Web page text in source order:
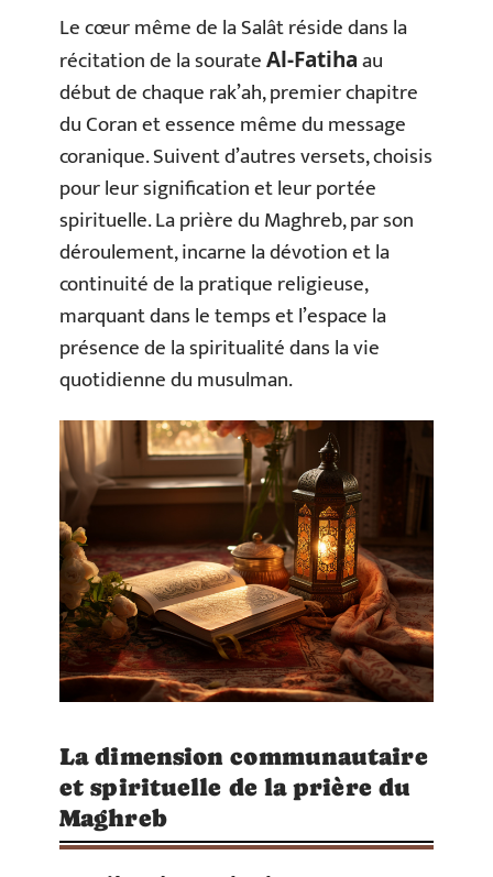
Le cœur même de la Salât réside dans la
récitation de la sourateAl-Fatihaau
début de chaque rak’ah, premier chapitre
du Coran et essence même du message
coranique. Suivent d’autres versets, choisis
pour leur signification et leur portée
spirituelle. La prière du Maghreb, par son
déroulement, incarne la dévotion et la
continuité de la pratique religieuse,
marquant dans le temps et l’espace la
présence de la spiritualité dans la vie
quotidienne du musulman.
La dimension communautaire
et spirituelle de la prière du
Maghreb